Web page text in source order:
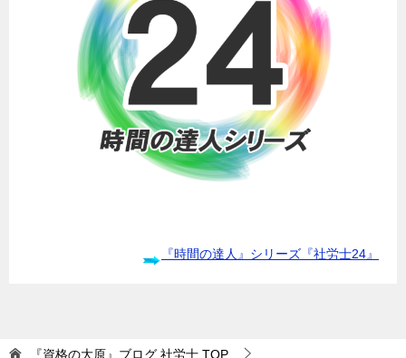
『時間の達人』シリーズ『社労士24』
『資格の大原』ブログ 社労士 TOP